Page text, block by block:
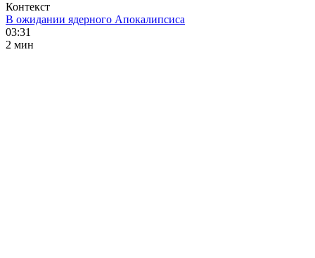
Контекст
В ожидании ядерного Апокалипсиса
03:31
2 мин